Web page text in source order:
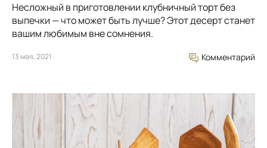
Несложный в приготовлении клубничный торт без
выпечки — что может быть лучше? Этот десерт станет
вашим любимым вне сомнения.
13 мая, 2021 Комментарий